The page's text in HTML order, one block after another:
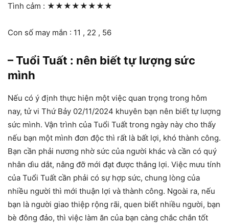
Tình cảm : ★★★★★★★★
Con số may mắn : 11 , 22 , 56
– Tuổi Tuất : nên biết tự lượng sức
mình
Nếu có ý định thực hiện một việc quan trọng trong hôm
nay, tử vi Thứ Bảy 02/11/2024 khuyên bạn nên biết tự lượng
sức mình. Vận trình của Tuổi Tuất trong ngày này cho thấy
nếu bạn một mình đơn độc thì rất là bất lợi, khó thành công.
Bạn cần phải nương nhờ sức của người khác và cần có quý
nhân dìu dắt, nâng đỡ mới đạt được thắng lợi. Việc mưu tính
của Tuổi Tuất cần phải có sự hợp sức, chung lòng của
nhiều người thì mới thuận lợi và thành công. Ngoài ra, nếu
bạn là người giao thiệp rộng rãi, quen biết nhiều người, bạn
bè đông đảo, thì việc làm ăn của bạn càng chắc chắn tốt